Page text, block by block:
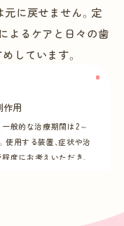
に戻せません。定
よるケアと日々の歯
しています。
作用
一般的な治療期間は2～
使用する装置、症状や治
度にお考えいただき、
ます。数日から1～2週